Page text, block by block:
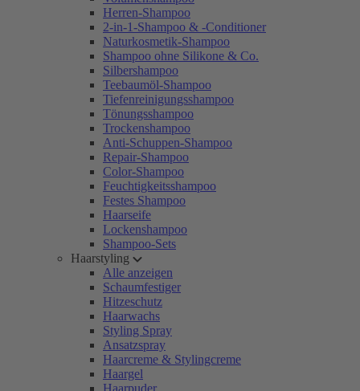
Herren-Shampoo
2-in-1-Shampoo & -Conditioner
Naturkosmetik-Shampoo
Shampoo ohne Silikone & Co.
Silbershampoo
Teebaumöl-Shampoo
Tiefenreinigungsshampoo
Tönungsshampoo
Trockenshampoo
Anti-Schuppen-Shampoo
Repair-Shampoo
Color-Shampoo
Feuchtigkeitsshampoo
Festes Shampoo
Haarseife
Lockenshampoo
Shampoo-Sets
Haarstyling
Alle anzeigen
Schaumfestiger
Hitzeschutz
Haarwachs
Styling Spray
Ansatzspray
Haarcreme & Stylingcreme
Haargel
Haarpuder